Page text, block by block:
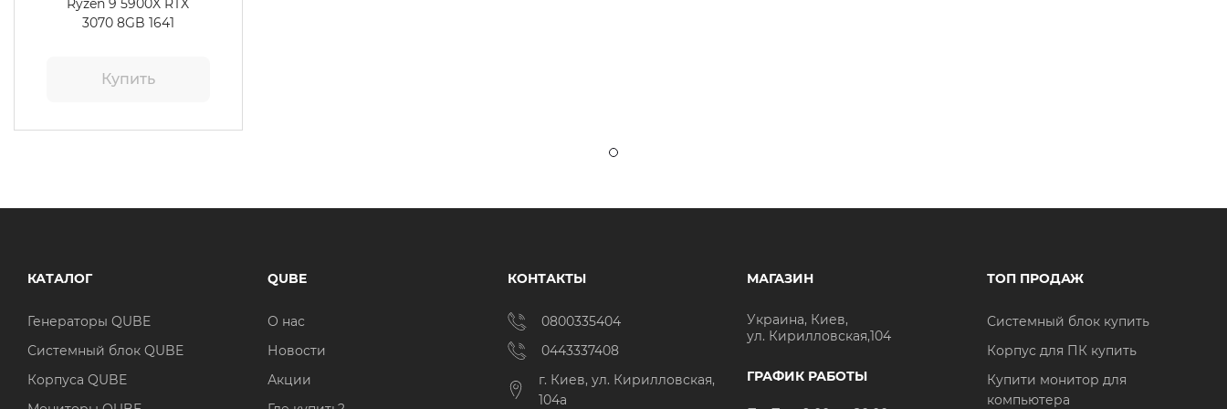
Ryzen 9 5900X RTX
3070 8GB 1641
Купить
КАТАЛОГ
Генераторы QUBE
Системный блок QUBE
Корпуса QUBE
QUBE
О нас
Новости
Акции
КОНТАКТЫ
0800335404
0443337408
г. Киев, ул. Кирилловская,
104а
МАГАЗИН
Украина, Киев,
ул. Кирилловская,104
ГРАФИК РАБОТЫ
ТОП ПРОДАЖ
Системный блок купить
Корпус для ПК купить
Купити монитор для
компьютера